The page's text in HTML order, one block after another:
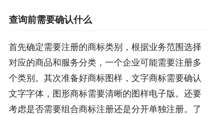
查询前需要确认什么
首先确定需要注册的商标类别，根据业务范围选择
对应的商品和服务分类，一个企业可能需要注册多
个类别。其次准备好商标图样，文字商标需要确认
文字字体，图形商标需要清晰的图样电子版。还要
考虑是否需要组合商标注册还是分开单独注册。了